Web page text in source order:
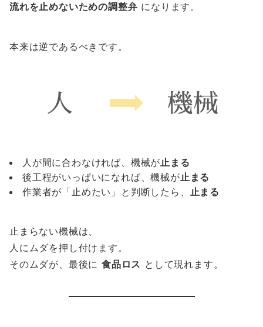
流れを止めないための調整弁 になります。
本来は逆であるべきです。
人が間に合わなければ、機械が止まる
後工程がいっぱいになれば、機械が止まる
作業者が「止めたい」と判断したら、 止まる
止まらない機械は、
人にムダを押し付けます。
そのムダが、最後に 食品ロス として現れます。